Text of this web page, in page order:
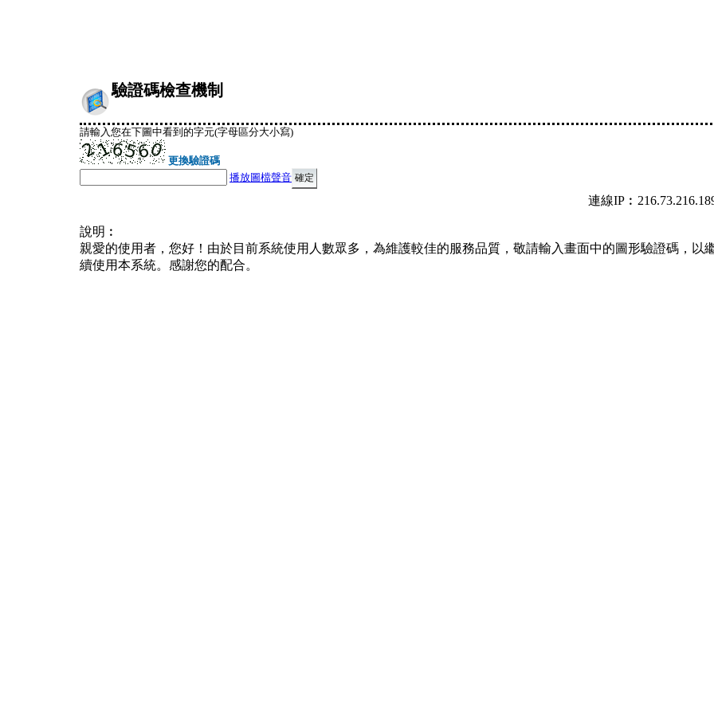
驗證碼檢查機制
請輸入您在下圖中看到的字元(字母區分大小寫)
更換驗證碼
播放圖檔聲音
連線
說明︰
親愛的使用者，您好！由於目前系統使用人數眾多，為維護較佳的服務品質，敬請輸入畫面中的圖形驗證碼，以
續使用本系統。感謝您的配合。